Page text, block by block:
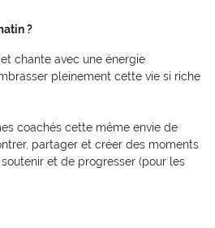
?
chante avec une énergie
pleinement cette vie si riche
coachés cette même envie de
partager et créer des moments
et de progresser (pour les